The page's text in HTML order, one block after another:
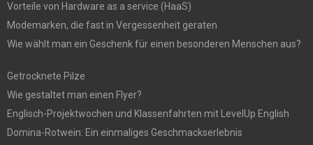
Vorteile von Hardware as a service (HaaS)
Modemarken, die fast in Vergessenheit geraten
Wie wählt man ein Geschenk für einen besonderen Menschen aus?
Getrocknete Pilze
Wie gestaltet man einen Flyer?
Englisch-Projektwochen und Klassenfahrten mit LevelUp English
Domina-Rotwein: Ein einmaliges Geschmackserlebnis